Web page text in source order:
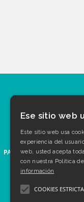
PATOLOGÍAS
Ese sitio web
Este sitio web usa
experiencia del
web, usted acepta
con nuestra Política
información
COOKIES